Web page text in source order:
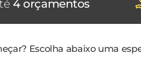
4 orçamentos
Escolha abaixo uma